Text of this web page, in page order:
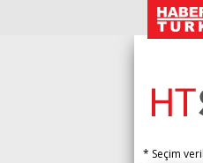
* Seçim